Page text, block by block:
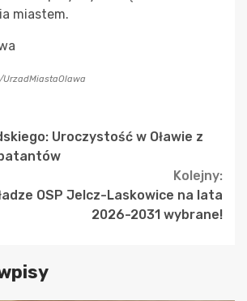
miastem.
UrzadMiastaOlawa
Uroczystość w Oławie z
Kolejny:
OSP Jelcz-Laskowice na lata
2026-2031 wybrane!